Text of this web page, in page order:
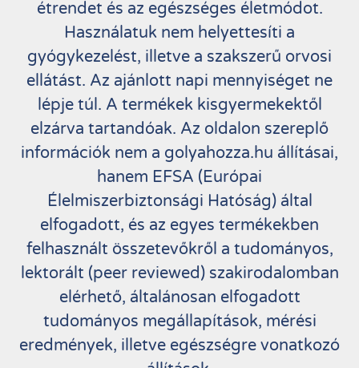
étrendet és az egészséges életmódot.
Használatuk nem helyettesíti a
gyógykezelést, illetve a szakszerű orvosi
ellátást. Az ajánlott napi mennyiséget ne
lépje túl. A termékek kisgyermekektől
elzárva tartandóak. Az oldalon szereplő
információk nem a golyahozza.hu állításai,
hanem EFSA (Európai
Élelmiszerbiztonsági Hatóság) által
elfogadott, és az egyes termékekben
felhasznált összetevőkről a tudományos,
lektorált (peer reviewed) szakirodalomban
elérhető, általánosan elfogadott
tudományos megállapítások, mérési
eredmények, illetve egészségre vonatkozó